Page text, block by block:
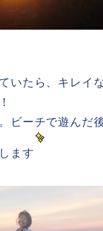
いたら、キレイ
ビーチで遊んだ
ます